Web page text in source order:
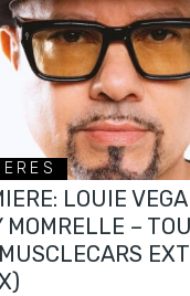
LOUIE
MOMRELLE –